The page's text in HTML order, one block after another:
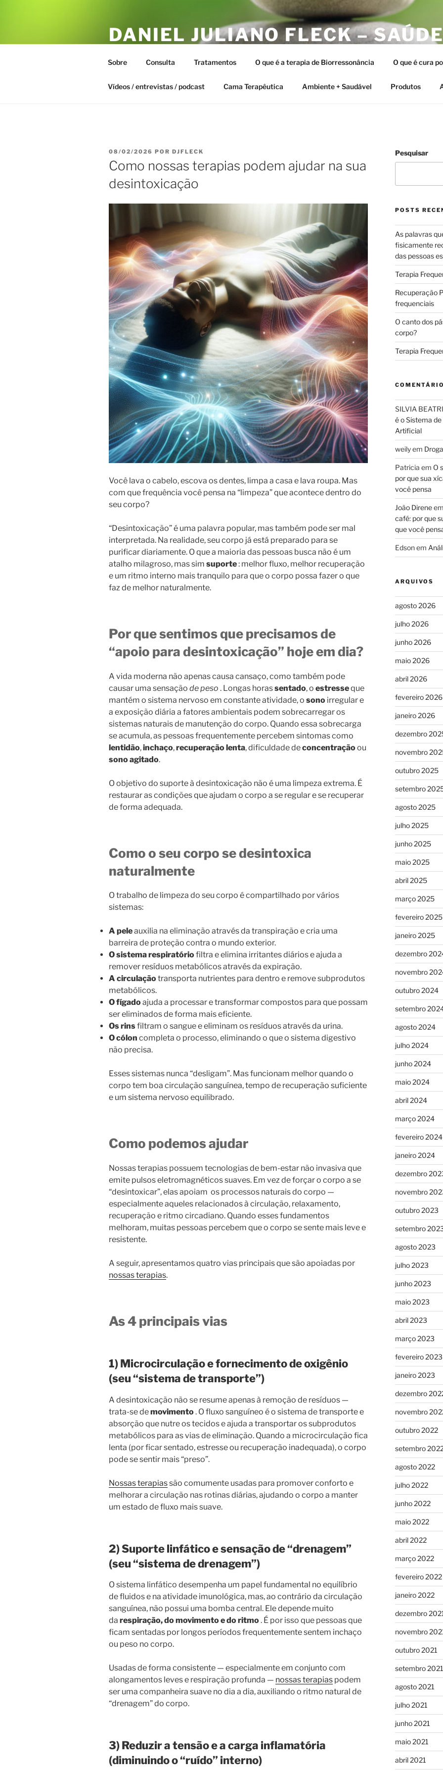
DANIEL JULIANO FLECK –
ESTAR – TERAPIAS
Sobre Consulta Tratamentos O que é a terapia de Biorressonância O que é cura
Vídeos / entrevistas / podcast Cama Terapêutica Ambiente + Saudável Produtos
PUBLICADO
EM
08/02/2026 POR DJFLECK
Como nossas terapias podem ajudar na sua
desintoxicação
Você lava o cabelo, escova os dentes, limpa a casa e lava roupa. Mas
com que frequência você pensa na “limpeza” que acontece dentro do
seu corpo?
“Desintoxicação” é uma palavra popular, mas também pode ser mal
interpretada. Na realidade, seu corpo já está preparado para se
purificar diariamente. O que a maioria das pessoas busca não é um
atalho milagroso, mas sim suporte: melhor fluxo, melhor recuperação
e um ritmo interno mais tranquilo para que o corpo possa fazer o que
faz de melhor naturalmente.
Por que sentimos que precisamos de
“apoio para desintoxicação” hoje em dia?
A vida moderna não apenas causa cansaço, como também pode
causar uma sensação de peso . Longas horassentado, o estresseque
mantém o sistema nervoso em constante atividade, o sono irregular e
a exposição diária a fatores ambientais podem sobrecarregar os
sistemas naturais de manutenção do corpo. Quando essa sobrecarga
se acumula, as pessoas frequentemente percebem sintomas como
lentidão,inchaço,recuperação lenta, dificuldade deconcentraçãoou
sono agitado.
O objetivo do suporte à desintoxicação não é uma limpeza extrema. É
restaurar as condições que ajudam o corpo a se regular e se recuperar
de forma adequada.
Como o seu corpo se desintoxica
naturalmente
O trabalho de limpeza do seu corpo é compartilhado por vários
sistemas:
A peleauxilia na eliminação através da transpiração e cria uma
barreira de proteção contra o mundo exterior.
O sistema respiratóriofiltra e elimina irritantes diários e ajuda a
remover resíduos metabólicos através da expiração.
A circulaçãotransporta nutrientes para dentro e remove subprodutos
metabólicos.
O fígadoajuda a processar e transformar compostos para que possam
ser eliminados de forma mais eficiente.
Os rinsfiltram o sangue e eliminam os resíduos através da urina.
O cólon completa o processo, eliminando o que o sistema digestivo
não precisa.
Esses sistemas nunca “desligam”. Mas funcionam melhor quando o
corpo tem boa circulação sanguínea, tempo de recuperação suficiente
e um sistema nervoso equilibrado.
Como podemos ajudar
Nossas terapias possuem tecnologias de bem-estar não invasiva que
emite pulsos eletromagnéticos suaves. Em vez de forçar o corpo a se
“desintoxicar”, elas apoiam os processos naturais do corpo —
especialmente aqueles relacionados à circulação, relaxamento,
recuperação e ritmo circadiano. Quando esses fundamentos
melhoram, muitas pessoas percebem que o corpo se sente mais leve e
resistente.
A seguir, apresentamos quatro vias principais que são apoiadas por
nossas terapias.
As 4 principais vias
1) Microcirculação e fornecimento de oxigênio
(seu “sistema de transporte”)
A desintoxicação não se resume apenas à remoção de resíduos —
trata-se demovimento. O fluxo sanguíneo é o sistema de transporte e
absorção que nutre os tecidos e ajuda a transportar os subprodutos
metabólicos para as vias de eliminação. Quando a microcirculação fica
lenta (por ficar sentado, estresse ou recuperação inadequada), o corpo
pode se sentir mais “preso”.
Nossas terapiassão comumente usadas para promover conforto e
melhorar a circulação nas rotinas diárias, ajudando o corpo a manter
um estado de fluxo mais suave.
2) Suporte linfático e sensação de “drenagem”
(seu “sistema de drenagem”)
O sistema linfático desempenha um papel fundamental no equilíbrio
de fluidos e na atividade imunológica, mas, ao contrário da circulação
sanguínea, não possui uma bomba central. Ele depende muito
da respiração, do movimento e do ritmo. É por isso que pessoas que
ficam sentadas por longos períodos frequentemente sentem inchaço
ou peso no corpo.
Usadas de forma consistente — especialmente em conjunto com
alongamentos leves e respiração profunda — nossas terapias podem
ser uma companheira suave no dia a dia, auxiliando o ritmo natural de
“drenagem” do corpo.
3) Reduzir a tensão e a carga inflamatória
(diminuindo o “ruído” interno)
Pesquisar
POSTS
As palavras
fisicamente
das pessoas
Terapia
Recuperação
frequenciais
O canto dos
corpo?
Terapia
SILVIA
é o Sistema
Artificial
weilyem
Patricia em O
por que sua
você pensa
João Direneem
café: por que
que você
Edsonem
ARQUIVOS
agosto 2026
julho 2026
junho 2026
maio 2026
abril 2026
fevereiro 2026
janeiro 2026
dezembro
novembro
outubro 2025
setembro
agosto 2025
julho 2025
junho 2025
maio 2025
abril 2025
março 2025
fevereiro 2025
janeiro 2025
dezembro
novembro
outubro 2024
setembro
agosto 2024
julho 2024
junho 2024
maio 2024
abril 2024
março 2024
fevereiro 2024
janeiro 2024
dezembro
novembro
outubro 2023
setembro
agosto 2023
julho 2023
junho 2023
maio 2023
abril 2023
março 2023
fevereiro 2023
janeiro 2023
dezembro
novembro
outubro 2022
setembro
agosto 2022
julho 2022
junho 2022
maio 2022
abril 2022
março 2022
fevereiro 2022
janeiro 2022
dezembro
novembro
outubro 2021
setembro 2021
agosto 2021
julho 2021
junho 2021
maio 2021
abril 2021